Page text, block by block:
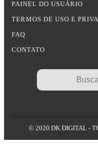
PAINEL DO USUÁRIO
TERMOS DE USO E
FAQ
CONTATO
© 2020 DK DIGITAL -